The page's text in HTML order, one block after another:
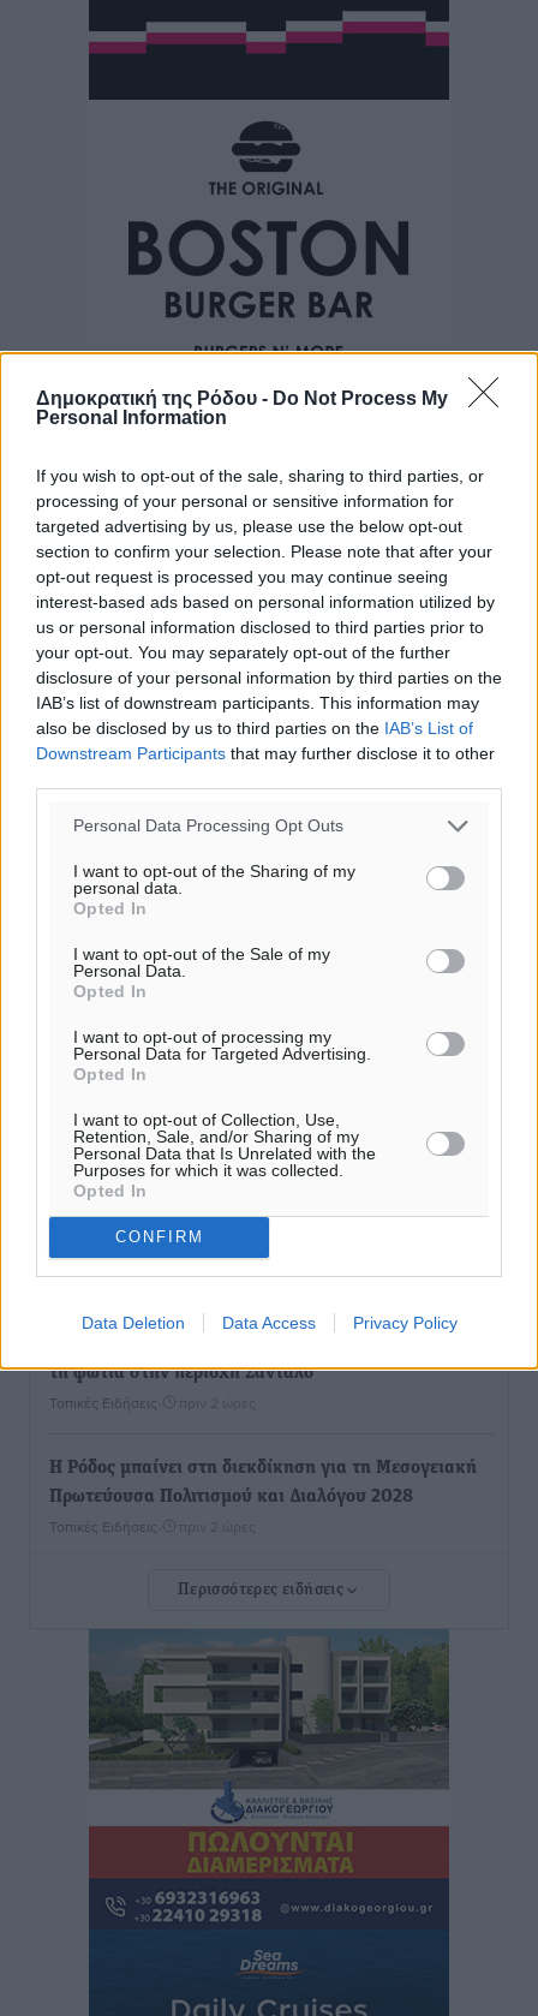
Δημοκρατική της Ρόδου - Do Not Process My
Personal Information
If you wish to opt-out of the sale, sharing to third parties, or
processing of your personal or sensitive information for
targeted advertising by us, please use the below opt-out
section to confirm your selection. Please note that after your
opt-out request is processed you may continue seeing
interest-based ads based on personal information utilized by
us or personal information disclosed to third parties prior to
your opt-out. You may separately opt-out of the further
disclosure of your personal information by third parties on the
IAB’s list of downstream participants. This information may
also be disclosed by us to third parties on the IAB’s List of
Downstream Participants that may further disclose it to other
Personal Data Processing Opt Outs
I want to opt-out of the Sharing of my
personal data.
Opted In
I want to opt-out of the Sale of my
Personal Data.
Opted In
I want to opt-out of processing my
Personal Data for Targeted Advertising.
Opted In
I want to opt-out of Collection, Use,
Retention, Sale, and/or Sharing of my
Personal Data that Is Unrelated with the
Purposes for which it was collected.
Opted In
CONFIRM
Data Deletion Data Access Privacy Policy
Ροή ειδήσεων
ASTYBUS: 27.642 διαδρομές στην Αστυπάλαια – Το
«έξυπνο» μοντέλο μετακίνησης που έγινε μέρος της
Τοπικές Ειδήσεις• πριν 5 λεπτά
Ερώτηση Μπελέρη σε Κομισιόν για τη δημιουργία
«σύγχρονου Ευρωπαϊκού Ταμείου Αντιμετώπισης
Φυσικών Καταστροφών»
Ειδήσεις• πριν 2 ώρες
Βρεφονηπιακός Σταθμός Κάσου
Τοπικές Ειδήσεις• πριν 2 ώρες
Ακρίβεια: Σημαντικές οι διατακτικές σίτισης για 3
Ειδήσεις• πριν 2 ώρες
τη φωτιά στην περιοχή Σάνταλο
Τοπικές Ειδήσεις πριν 2 ώρες
Η Ρόδος μπαίνει στη διεκδίκηση για τη Μεσογειακή
Πρωτεύουσα Πολιτισμού και Διαλόγου 2028
Τοπικές Ειδήσεις πριν 2 ώρες
Σύμη: Στον 8ο αγνοούμενο Γερμανό τουρίστα ανήκει η
πριν 2 ώρες
Η σιωπηρή παράταση του Ταμείου Ανάκαμψης για
την Ελλάδα
Το εκλογικό ρολόι του Μαξίμου χτυπά τέλη Μαΐου του
Τοπικές Ειδήσεις• πριν 3 ώρες
ΦΟΔΣΑ Νοτίου Αιγαίου: «Δεν ζητάμε ασυλία – ζητάμε
Περισσότερες ειδήσεις